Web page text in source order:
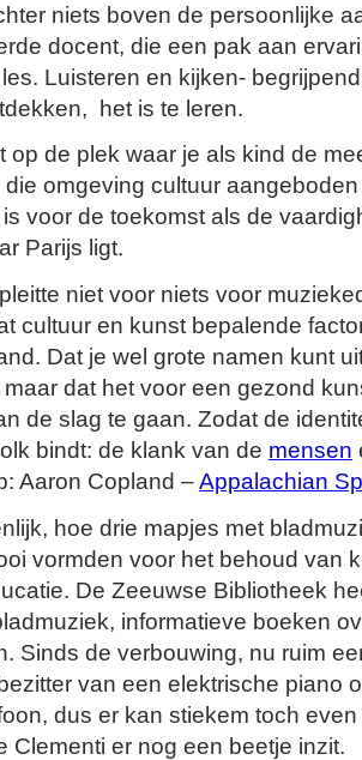
niets boven de persoonlijke
docent, die een pak aan
Luisteren en kijken-
het is te leren.
op de plek waar je als kind de
die omgeving cultuur
voor de toekomst als de
Parijs ligt.
niet voor niets voor
cultuur en kunst bepalende
Dat je wel grote namen kunt
maar dat het voor een gezond
de slag te gaan. Zodat de
bindt: de klank van de mensen
Aaron Copland –Appalachian
hoe drie mapjes met
vormden voor het behoud van
De Zeeuwse Bibliotheek
informatieve boeken
Sinds de verbouwing, nu ruim
van een elektrische piano
dus er kan stiekem toch
Clementi er nog een beetje inzit.